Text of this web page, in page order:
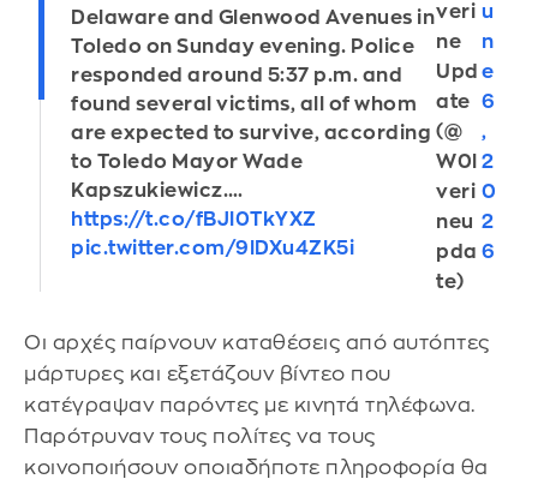
Delaware and Glenwood Avenues in
Toledo on Sunday evening. Police
responded around 5:37 p.m. and
found several victims, all of whom
are expected to survive, according
to Toledo Mayor Wade
Kapszukiewicz.…
https://t.co/fBJl0TkYXZ
pic.twitter.com/9lDXu4ZK5i
veri
ne
Upd
ate
(@
W0l
veri
neu
pda
te)
u
n
e
6
,
2
0
2
6
Οι αρχές παίρνουν καταθέσεις από αυτόπτες
μάρτυρες και εξετάζουν βίντεο που
κατέγραψαν παρόντες με κινητά τηλέφωνα.
Παρότρυναν τους πολίτες να τους
κοινοποιήσουν οποιαδήποτε πληροφορία θα